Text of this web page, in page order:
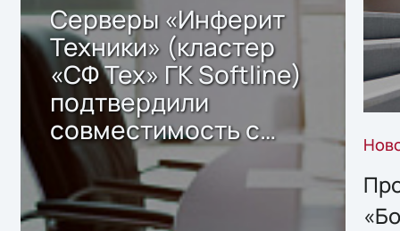
Серверы «Инферит
Техники» (кластер
«СФ Тех» ГК Softline)
подтвердили
совместимость с
решением Sharx
Storage 2.x для
хранения данных